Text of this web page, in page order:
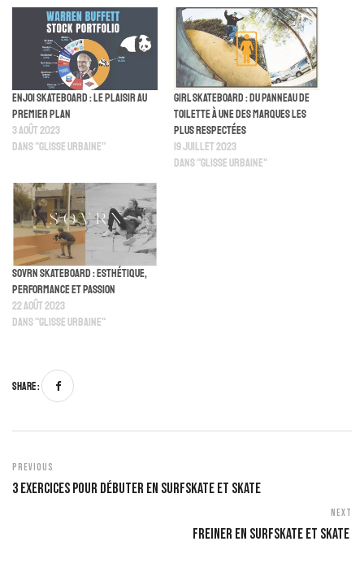
Enjoi skateboard : le plaisir au
premier plan
3 août 2023
Dans "Glisse Urbaine"
Girl Skateboard : du panneau de
toilette à une des marques les
plus respectées
19 juillet 2023
Dans "Glisse Urbaine"
Sovrn Skateboard : esthétique,
performance et passion
22 août 2023
Dans "Glisse Urbaine"
Share :
Previous
3 Exercices Pour Débuter En Surfskate Et Skate
Next
Freiner En Surfskate Et Skate